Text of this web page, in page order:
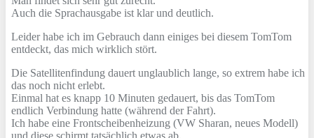
Auch die Sprachausgabe ist klar und deutlich.
Leider habe ich im Gebrauch dann einiges bei diesem TomTom
entdeckt, das mich wirklich stört.
Die Satellitenfindung dauert unglaublich lange, so extrem habe ich
das noch nicht erlebt.
Einmal hat es knapp 10 Minuten gedauert, bis das TomTom
endlich Verbindung hatte (während der Fahrt).
Ich habe eine Frontscheibenheizung (VW Sharan, neues Modell)
und diese schirmt tatsächlich etwas ab.